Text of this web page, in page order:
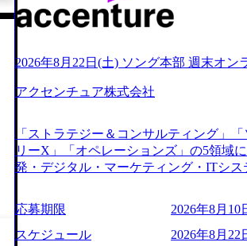
main/html/rd/p/
ム「NALYSYS」リリース (https://
レジーズで活躍するメンバー紹介！〜 管
s://www.youtube.com/
に1兆円を目指す日本にもなかなかない
130%成長 https://storage.googleapis.com/
20251030164405_5c527843-d227-4df8-
googleapis.com/our-vision-
上もの新規事業を立ち上げているため
かする「オールインハウス」型の組織
2026年8月22日(土) ソング本部 週末オン
アクセンチュア株式会社
「ストラテジー＆コンサルティング」
リーX」「オペレーションズ」の5領域
発・デジタル・マーケティング・ITシ
ファームである あらゆる産業において
ne Global 500社の80％以上の企業をク
ジェクトは「ファーストリテイリング
応募期限
2026年8月10
スケジュール
2026年8月22